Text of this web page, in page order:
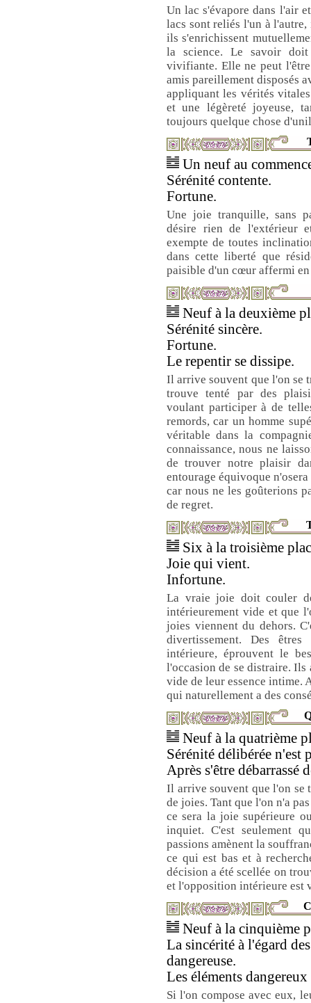
Un lac s'évapore dans l'air
lacs sont reliés l'un à
ils s'enrichissent
la science. Le savoir doit
vivifiante. Elle ne peut
amis pareillement disposés
appliquant les vérités
et une légèreté joyeuse,
toujours quelque chose
Un neuf au
Sérénité contente.
Fortune.
Une joie tranquille, sans
désire rien de l'extérieur
exempte de toutes
dans cette liberté que
paisible d'un cœur affermi
Neuf à la deuxième
Sérénité sincère.
Fortune.
Le repentir se dissipe.
Il arrive souvent que l'on se
trouve tenté par des
voulant participer à de
remords, car un homme
véritable dans la
connaissance, nous ne
de trouver notre plaisir
entourage équivoque
car nous ne les goûterions
de regret.
Six à la troisième
Joie qui vient.
Infortune.
La vraie joie doit couler
intérieurement vide et que
joies viennent du dehors.
divertissement. Des
intérieure, éprouvent le
l'occasion de se distraire.
vide de leur essence intime.
qui naturellement a des
Neuf à la quatrième
Sérénité délibérée n'est
Après s'être débarrassé
Il arrive souvent que l'on se
de joies. Tant que l'on n'a
ce sera la joie supérieure
inquiet. C'est seulement
passions amènent la
ce qui est bas et à
décision a été scellée on
et l'opposition intérieure est
Neuf à la cinquième
La sincérité à l'égard
dangereuse.
Les éléments
Si l'on compose avec eux,